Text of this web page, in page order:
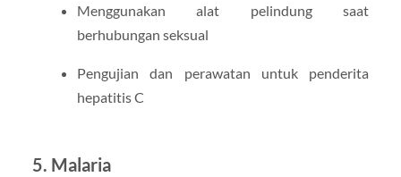
Menggunakan alat pelindung saat
berhubungan seksual
Pengujian dan perawatan untuk penderita
hepatitis C
5. Malaria